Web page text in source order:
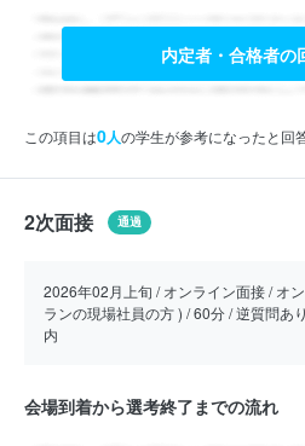
内定者・合格者の
この項目は0人の学生が参考になったと回
2次面接 通過
2026年02月上旬 / オンライン面接 / オ
ランの現場社員の方 ) / 60分 / 逆質問あ
内
会場到着から選考終了までの流れ